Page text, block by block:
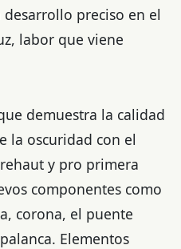
preciso en el
labor que viene
demuestra la calidad
la oscuridad con el
y pro primera
componentes como
corona, el puente
Elementos